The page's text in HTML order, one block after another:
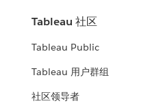
Tableau 社区
Tableau Public
Tableau 用户群组
社区领导者